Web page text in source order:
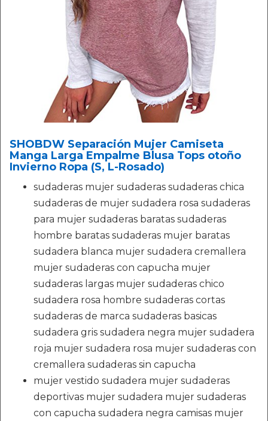
SHOBDW Separación Mujer Camiseta
Manga Larga Empalme Blusa Tops otoño
Invierno Ropa (S, L-Rosado)
sudaderas mujer sudaderas sudaderas chica
sudaderas de mujer sudadera rosa sudaderas
para mujer sudaderas baratas sudaderas
hombre baratas sudaderas mujer baratas
sudadera blanca mujer sudadera cremallera
mujer sudaderas con capucha mujer
sudaderas largas mujer sudaderas chico
sudadera rosa hombre sudaderas cortas
sudaderas de marca sudaderas basicas
sudadera gris sudadera negra mujer sudadera
roja mujer sudadera rosa mujer sudaderas con
cremallera sudaderas sin capucha
mujer vestido sudadera mujer sudaderas
deportivas mujer sudadera mujer sudaderas
con capucha sudadera negra camisas mujer